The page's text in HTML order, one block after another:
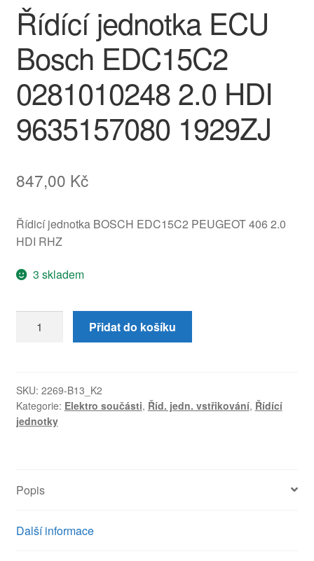
Reklamace
Reklamační řád
Vrakoviště Citroën
Řídící jednotka ECU
Bosch EDC15C2
0281010248 2.0 HDI
9635157080 1929ZJ
847,00 Kč
Řídicí jednotka BOSCH EDC15C2 PEUGEOT 406 2.0
HDI RHZ
3 skladem
jednotka
EDC15C2
0281010248
2.0
množství
Přidat do košíku
SKU: 2269-B13_K2
Kategorie: Elektro součásti, Říd. jedn. vstřikování, Řídící
jednotky
Popis
Další informace